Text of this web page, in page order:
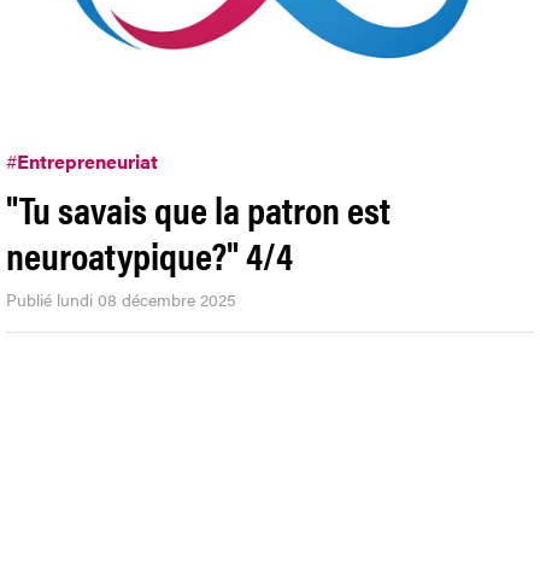
#Entrepreneuriat
"Tu savais que la patron est
neuroatypique?" 4/4
Publié lundi 08 décembre 2025